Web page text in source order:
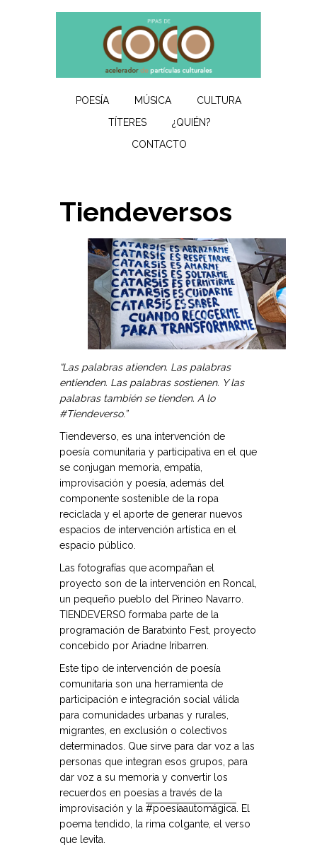
POESÍA MÚSICA
CULTURA
TÍTERES
¿QUIÉN?
CONTACTO
Tiendeversos
“Las palabras atienden. Las palabras
entienden. Las palabras sostienen. Y las
palabras también se tienden. A lo
#Tiendeverso.”
Tiendeverso, es una intervención de
poesía comunitaria y participativa en el que
se conjugan memoria, empatía,
improvisación y poesía, además del
componente sostenible de la ropa
reciclada y el aporte de generar nuevos
espacios de intervención artística en el
espacio público.
Las fotografías que acompañan el
proyecto son de la intervención en Roncal,
un pequeño pueblo del Pirineo Navarro.
TIENDEVERSO formaba parte de la
programación de Baratxinto Fest, proyecto
concebido por Ariadne Iribarren.
Este tipo de intervención de poesía
comunitaria son una herramienta de
participación e integración social válida
para comunidades urbanas y rurales,
migrantes, en exclusión o colectivos
determinados. Que sirve para dar voz a las
personas que integran esos grupos, para
dar voz a su memoria y convertir los
recuerdos en poesías a través de la
improvisación y la #poesíaautomágica . El
poema tendido, la rima colgante, el verso
que levita.